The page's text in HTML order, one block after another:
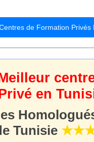
de Formation Privés
en
Tunisie